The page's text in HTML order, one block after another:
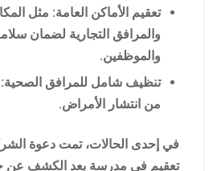
تعقيم الأماكن العامة: مثل
والمرافق التجارية لضمان
والموظفين.
تنظيف شامل للمرافق
من انتشار الأمراض.
في إحدى الحالات، تمت دعوة
تعقيم في مدرسة بعد الكشف عن